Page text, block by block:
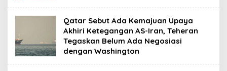
Qatar Sebut Ada Kemajuan Upaya
Akhiri Ketegangan AS-Iran, Teheran
Tegaskan Belum Ada Negosiasi
dengan Washington